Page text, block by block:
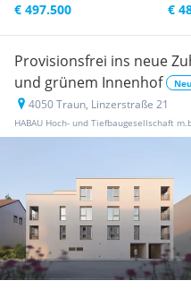
€ 497.500 €
Provisionsfrei ins neue
und grünem Innenhof
4050 Traun, Linzerstraße 21
HABAU Hoch- und Tiefbaugesellschaft